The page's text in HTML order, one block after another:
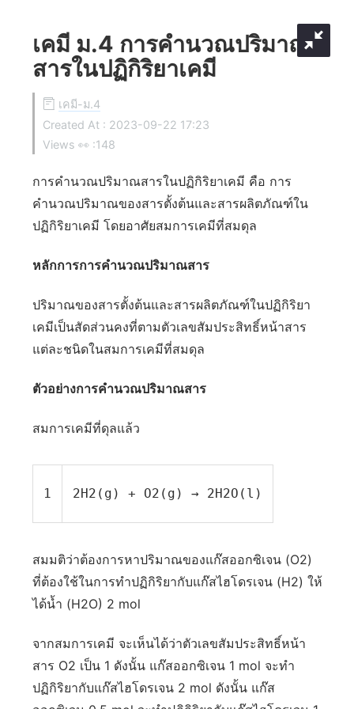
เคมี ม.4 การคำนวณปริมาณ
สารในปฏิกิริยาเคมี
เคมี-ม.4
Created At : 2023-09-22 17:23
Views 👀 :148
การคำนวณปริมาณสารในปฏิกิริยาเคมี คือ การ
คำนวณปริมาณของสารตั้งต้นและสารผลิตภัณฑ์ใน
ปฏิกิริยาเคมี โดยอาศัยสมการเคมีที่สมดุล
หลักการการคำนวณปริมาณสาร
ปริมาณของสารตั้งต้นและสารผลิตภัณฑ์ในปฏิกิริยา
เคมีเป็นสัดส่วนคงที่ตามตัวเลขสัมประสิทธิ์หน้าสาร
แต่ละชนิดในสมการเคมีที่สมดุล
ตัวอย่างการคำนวณปริมาณสาร
สมการเคมีที่ดุลแล้ว
1 2H2(g) + O2(g) → 2H2O(l)
สมมติว่าต้องการหาปริมาณของแก๊สออกซิเจน (O2)
ที่ต้องใช้ในการทำปฏิกิริยากับแก๊สไฮโดรเจน (H2) ให้
ได้น้ำ (H2O) 2 mol
จากสมการเคมี จะเห็นได้ว่าตัวเลขสัมประสิทธิ์หน้า
สาร O2 เป็น 1 ดังนั้น แก๊สออกซิเจน 1 mol จะทำ
ปฏิกิริยากับแก๊สไฮโดรเจน 2 mol ดังนั้น แก๊ส